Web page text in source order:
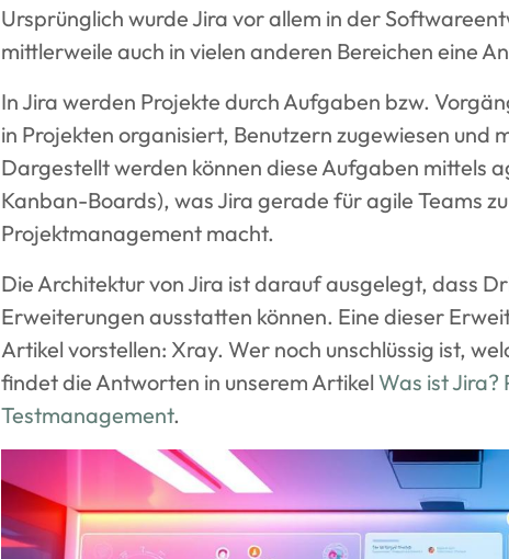
Ursprünglich wurde Jira vor allem in der
mittlerweile auch in vielen anderen Bereichen eine
In Jira werden Projekte durch Aufgaben bzw.
in Projekten organisiert, Benutzern zugewiesen und
Dargestellt werden können diese Aufgaben mittels
Kanban-Boards), was Jira gerade für agile Teams
Projektmanagement macht.
Die Architektur von Jira ist darauf ausgelegt, dass
Erweiterungen ausstatten können. Eine dieser
Artikel vorstellen: Xray. Wer noch unschlüssig ist,
findet die Antworten in unserem Artikel Was ist
Testmanagement.